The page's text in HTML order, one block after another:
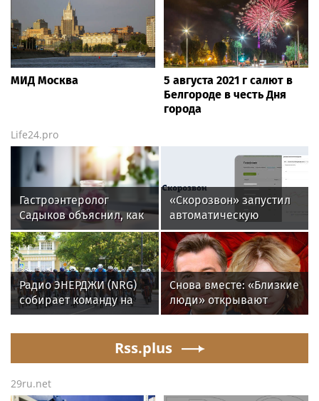
МИД Москва
5 августа 2021 г салют в
Белгороде в честь Дня
города
Life24.pro
Гастроэнтеролог
Садыков объяснил, как
сахар в рационе
ускоряет изнашивание
тканей
«Скорозвон» запустил
автоматическую
замену номеров при
снижении контактности
Радио ЭНЕРДЖИ (NRG)
собирает команду на
Tour de Russie в
Снова вместе: «Близкие
люди» открывают
новый театральный
Rss.plus
29ru.net